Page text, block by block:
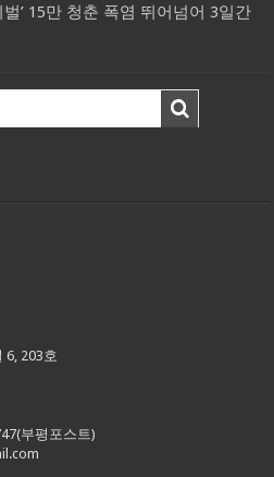
’ 15만 청춘 폭염 뛰어넘어 3일간
6, 203호
부평포스트)